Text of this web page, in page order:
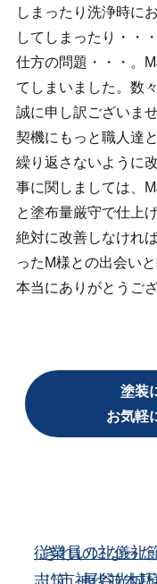
しまったり洗浄時に
してしまったり・・
仕方の問題・・・。
てしまいました。数
誠に申し訳ございま
契機にもっと職人達
繰り返さないように
事に関しましては、
と塗布量厳守で仕上
絶対に改善しなけれ
ったM様との出会い
本当にありがとうご
塗装
お気軽
きれいになっ
従業員の礼儀礼